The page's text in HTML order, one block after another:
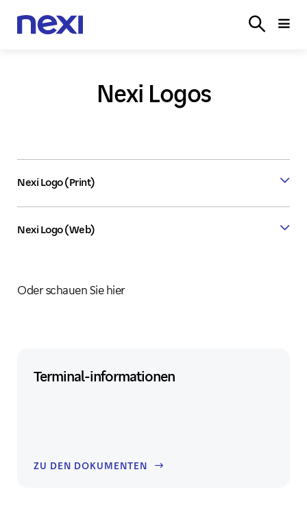
Nexi Logos
Nexi Logo (Print)
Nexi Logo (Web)
Download Logo
Oder schauen Sie hier
Terminal-informationen
ZU DEN DOKUMENTEN